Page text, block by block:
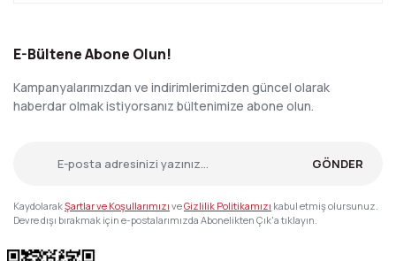
E-Bültene Abone Olun!
Kampanyalarımızdan ve indirimlerimizden güncel olarak
haberdar olmak istiyorsanız bültenimize abone olun.
GÖNDER
KaydolarakŞartlar ve Koşullarımızı veGizlilik Politikamızı kabul etmiş olursunuz.
Devre dışı bırakmak için e-postalarımızda Abonelikten Çık'a tıklayın.